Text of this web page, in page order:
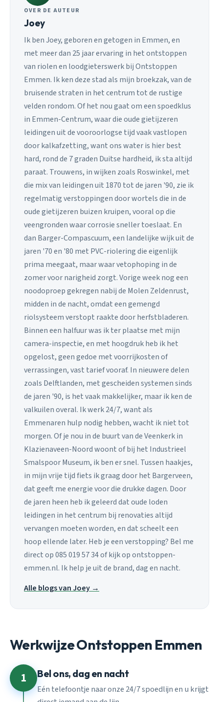
OVER DE AUTEUR
Joey
Ik ben Joey, geboren en getogen in Emmen, en
met meer dan 25 jaar ervaring in het ontstoppen
van riolen en loodgieterswerk bij Ontstoppen
Emmen. Ik ken deze stad als mijn broekzak, van de
bruisende straten in het centrum tot de rustige
velden rondom. Of het nou gaat om een spoedklus
in Emmen-Centrum, waar die oude gietijzeren
leidingen uit de vooroorlogse tijd vaak vastlopen
door kalkafzetting, want ons water is hier best
hard, rond de 7 graden Duitse hardheid, ik sta altijd
paraat. Trouwens, in wijken zoals Roswinkel, met
die mix van leidingen uit 1870 tot de jaren '90, zie ik
regelmatig verstoppingen door wortels die in de
oude gietijzeren buizen kruipen, vooral op die
veengronden waar corrosie sneller toeslaat. En
dan Barger-Compascuum, een landelijke wijk uit de
jaren '70 en '80 met PVC-riolering die eigenlijk
prima meegaat, maar waar vetophoping in de
zomer voor narigheid zorgt. Vorige week nog een
noodoproep gekregen nabij de Molen Zeldenrust,
midden in de nacht, omdat een gemengd
riolsysteem verstopt raakte door herfstbladeren.
Binnen een halfuur was ik ter plaatse met mijn
camera-inspectie, en met hoogdruk heb ik het
opgelost, geen gedoe met voorrijkosten of
verrassingen, vast tarief vooraf. In nieuwere delen
zoals Delftlanden, met gescheiden systemen sinds
de jaren '90, is het vaak makkelijker, maar ik ken de
valkuilen overal. Ik werk 24/7, want als
Emmenaren hulp nodig hebben, wacht ik niet tot
morgen. Of je nou in de buurt van de Veenkerk in
Klazienaveen-Noord woont of bij het Industrieel
Smalspoor Museum, ik ben er snel. Tussen haakjes,
in mijn vrije tijd fiets ik graag door het Bargerveen,
dat geeft me energie voor die drukke dagen. Door
de jaren heen heb ik geleerd dat oude loden
leidingen in het centrum bij renovaties altijd
vervangen moeten worden, en dat scheelt een
hoop ellende later. Heb je een verstopping? Bel me
direct op 085 019 57 34 of kijk op ontstoppen-
emmen.nl. Ik help je uit de brand, dag en nacht.
Alle blogs van Joey →
Werkwijze Ontstoppen Emmen
1 Bel ons, dag en nacht
Eén telefoontje naar onze 24/7 spoedlijn en u krijgt